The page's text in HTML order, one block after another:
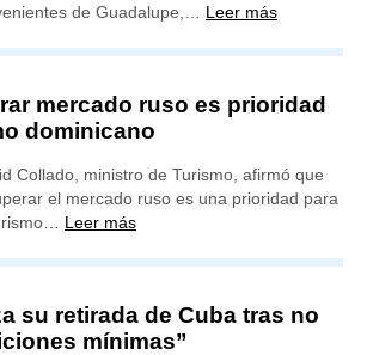
de Guadalupe,… Leer más
mercado ruso es prioridad
dominicano
Collado, ministro de Turismo, afirmó que
el mercado ruso es una prioridad para
Leer más
su retirada de Cuba tras no
mínimas”